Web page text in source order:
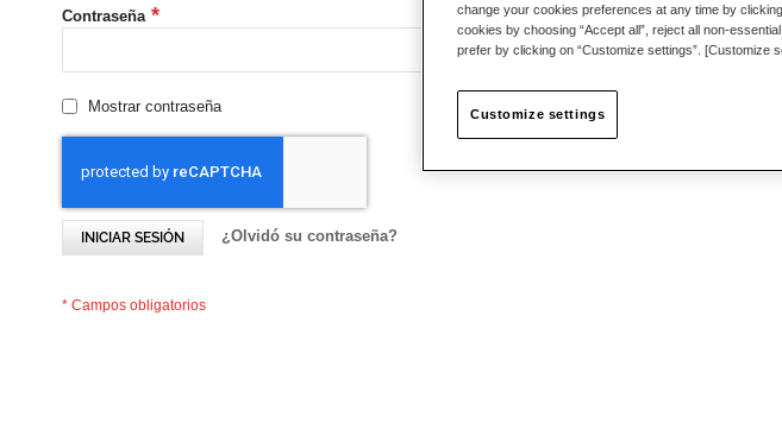
Contraseña
Mostrar contraseña
INICIAR SESIÓN ¿Olvidó su contraseña?
change your cookies preferences at any time by
cookies by choosing “Accept all”, reject all non-
prefer by clicking on “Customize settings”. [Customize
Customize settings